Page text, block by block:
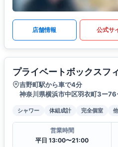
店舗情報 公式サ
プライベートボックスフ
吉野町駅から車で4分
神奈川県横浜市中区羽衣町3ー
シャワー 体組成計 完全個室
営業時間
平日 13:00〜21:00